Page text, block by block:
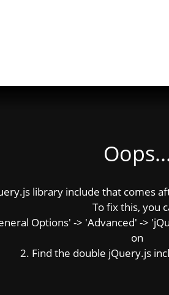
library include that comes
To fix this, you
Options' -> 'Advanced' ->
on
2. Find the double jQuery.js